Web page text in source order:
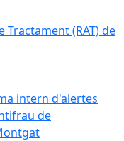
Tractament (RAT) de
intern d'alertes
de